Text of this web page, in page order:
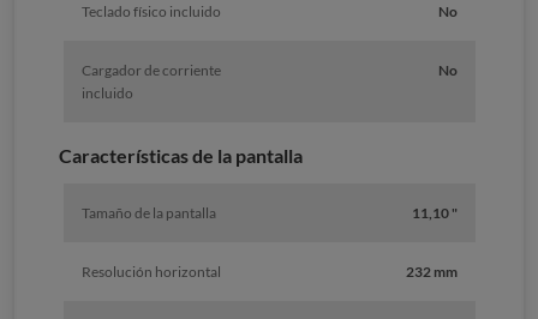
Teclado físico incluido No
Cargador de corriente
incluido
No
Características de la pantalla
Tamaño de la pantalla 11,10 "
Resolución horizontal 232 mm